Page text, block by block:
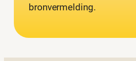
bronvermelding.